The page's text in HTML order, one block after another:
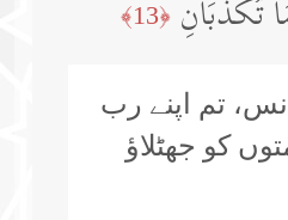
تُكَذِّبَانِ ﴿13﴾
تم اپنے رب
کو جھٹلاؤ